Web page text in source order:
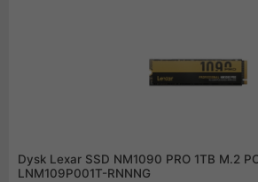
Dysk Lexar SSD NM1090 PRO 1TB M.2
LNM109P001T-RNNNG